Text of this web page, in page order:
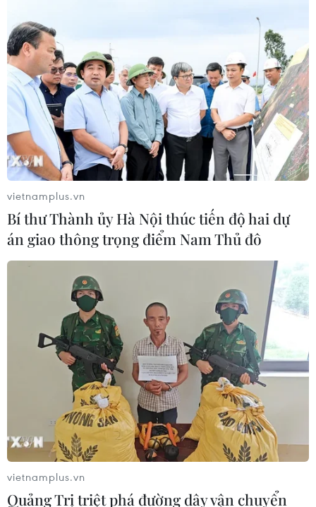
TIN CÙNG CHUYÊN MỤC
Cộng hòa Dân chủ Congo ghi nhận
hơn 300 trẻ em tử vong do Ebola
08/08/2026 15:21
vietnamplus.vn
Bí thư Thành ủy Hà Nội thúc tiến độ hai dự
án giao thông trọng điểm Nam Thủ đô
vietnamplus.vn
Quảng Trị triệt phá đường dây vận chuyển